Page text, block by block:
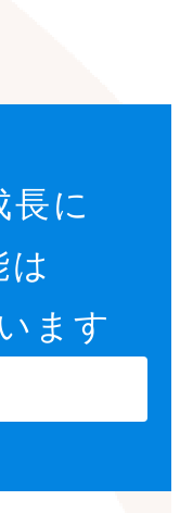
長に
は
ます